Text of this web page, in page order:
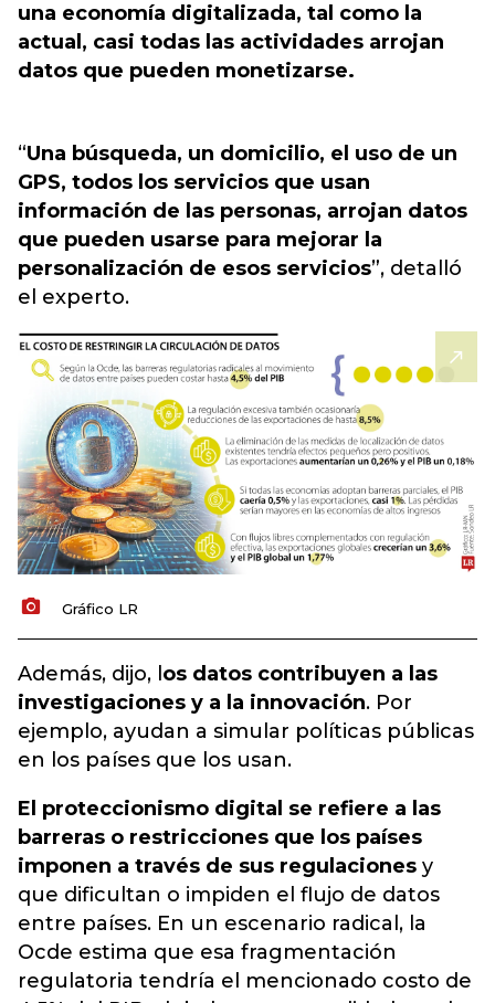
una economía digitalizada, tal como la
actual, casi todas las actividades arrojan
datos que pueden monetizarse.
“Una búsqueda, un domicilio, el uso de un
GPS, todos los servicios que usan
información de las personas, arrojan datos
que pueden usarse para mejorar la
personalización de esos servicios”, detalló
el experto.
Gráfico LR
Además, dijo, l os datos contribuyen a las
investigaciones y a la innovación. Por
ejemplo, ayudan a simular políticas públicas
en los países que los usan.
El proteccionismo digital se refiere a las
barreras o restricciones que los países
imponen a través de sus regulaciones y
que dificultan o impiden el flujo de datos
entre países. En un escenario radical, la
Ocde estima que esa fragmentación
regulatoria tendría el mencionado costo de